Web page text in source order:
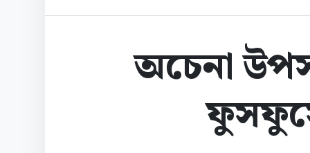
অচেনা